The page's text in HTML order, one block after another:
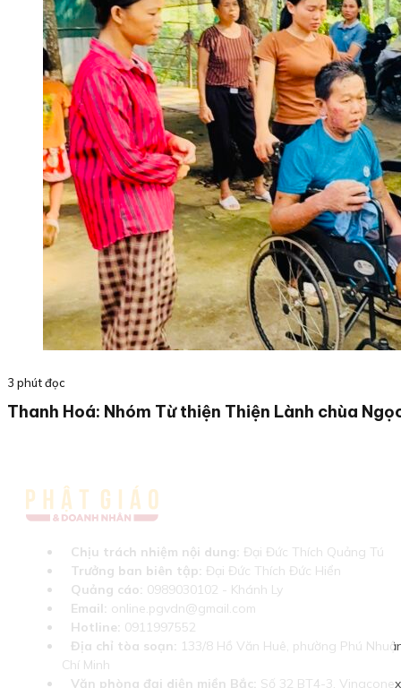
3 phút đọc
Thanh Hoá: Nhóm Từ thiện Thiện Lành chùa
Chịu trách nhiệm nội dung: Đại Đức Thích Quảng Tú
Trưởng ban biên tập: Đại Đức Thích Đức Hiển
Quảng cáo: 0989030102 - Khánh Ly
Email: online.pgvdn@gmail.com
Hotline: 0911997552
Địa chỉ tòa soạn: 133/8 Hồ Văn Huê, phường Phú
Chí Minh
Văn phòng đại diện miền Bắc: Số 32 BT4-3,